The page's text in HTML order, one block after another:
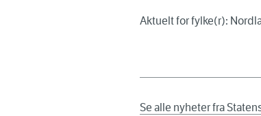
Aktuelt for fylke(r):
Se alle nyheter fra